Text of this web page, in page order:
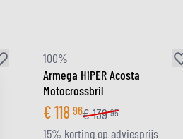
100%
Armega HiPER Acosta
Motocrossbril
€118 96€139 95
15% korting op adviesprijs